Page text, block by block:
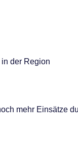
der Region
mehr Einsätze